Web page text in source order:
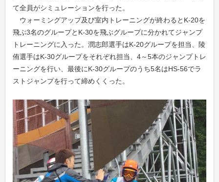
て全員がシミュレーションを行った。
ウォーミングアップ及び室内トレーニングが終わるとK-20を
飛ぶ3名のグループとK-30を飛ぶグループに分かれてジャンプ
トレーニングに入った。潤志郎選手はK-20グループを担当、陵
侑選手はK-30グループをそれぞれ担当、4～5本のジャンプトレ
ーニングを行い、最後にK-30グループのうち5名はHS-56でラ
ストジャンプを行って締めくくった。